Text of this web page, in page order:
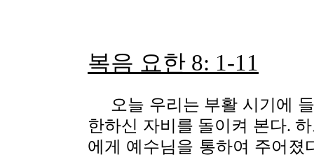
복음 요한 8: 1-11
오늘 우리는 부활 시기에
한하신 자비를 돌이켜 본다.
에게 예수님을 통하여 주어졌